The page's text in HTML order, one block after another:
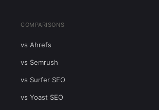
COMPARISONS
vs Ahrefs
vs Semrush
vs Surfer SEO
vs Yoast SEO